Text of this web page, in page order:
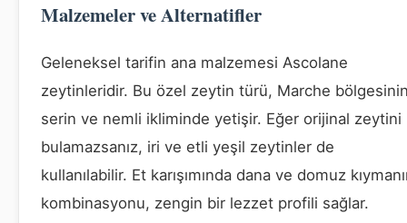
Malzemeler ve Alternatifler
Geleneksel tarifin ana malzemesi Ascolane
zeytinleridir. Bu özel zeytin türü, Marche
serin ve nemli ikliminde yetişir. Eğer orijinal zeytini
bulamazsanız, iri ve etli yeşil zeytinler de
kullanılabilir. Et karışımında dana ve domuz
kombinasyonu, zengin bir lezzet profili sağlar.